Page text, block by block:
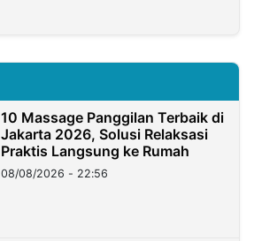
10 Massage Panggilan Terbaik di
Jakarta 2026, Solusi Relaksasi
Praktis Langsung ke Rumah
08/08/2026 - 22:56